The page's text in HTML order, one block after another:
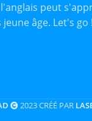
peut
jeune âge. Let's go !
2023 CRÉÉ PAR